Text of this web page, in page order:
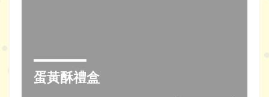
蛋黃酥禮盒